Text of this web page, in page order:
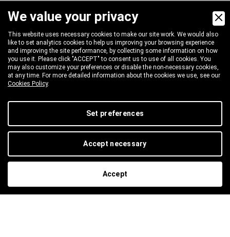
PRODUKTE
Pumpen
Motoren und Untersetzungsgetriebe
Ventile
Düsen und Reinigungsköpfe
Zerstäubung und Schaum
Schläuche und Schlauchtrommeln
An- und Verschlüsse
Industrielle Sauger und Ersatzteile
Tankstelle
We value your privacy
This website uses necessary cookies to make our site work. We would also
like to set analytics cookies to help us improving your browsing experience
and improving the site performance, by collecting some information on how
you use it. Please click "ACCEPT" to consent us to use of all cookies. You
may also customize your preferences or disable the non-necessary cookies,
at any time. For more detailed information about the cookies we use, see our
Cookies Policy.
Set preferences
Accept necessary
Accept